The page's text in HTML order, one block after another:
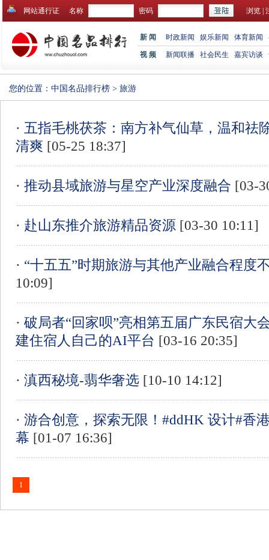
网站通行证 名称 密码 浏览|
新 闻 时政新闻 娱乐新闻 体育新闻
视 频 新闻联播 社会民生 嘉宾访谈
您的位置： 中国名品排行榜 > 旅游
· 五指毛桃茯茶：南方补气仙草，温和祛
清爽 [05-25 18:37]
· 推动县域旅游与星空产业深度融合 [03-
· 赴山东推介旅游精品资源 [03-30 10:11]
· “十五五”时期旅游与其他产业融合程度
10:09]
· 破局者“回家呗”亮相第五届广东民宿大
建住宿人自己的AI平台 [03-16 20:35]
· 滇西秘境-翡华奢选 [10-10 14:12]
· 游合创意，探索无限！#ddHK 设计#香
幕 [01-07 16:36]
1